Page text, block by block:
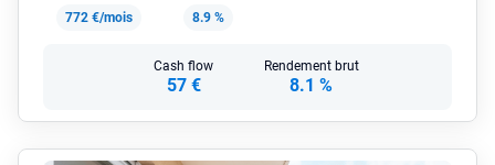
772 €/mois
8.9 %
Cash flow
57 €
Rendement brut
8.1 %